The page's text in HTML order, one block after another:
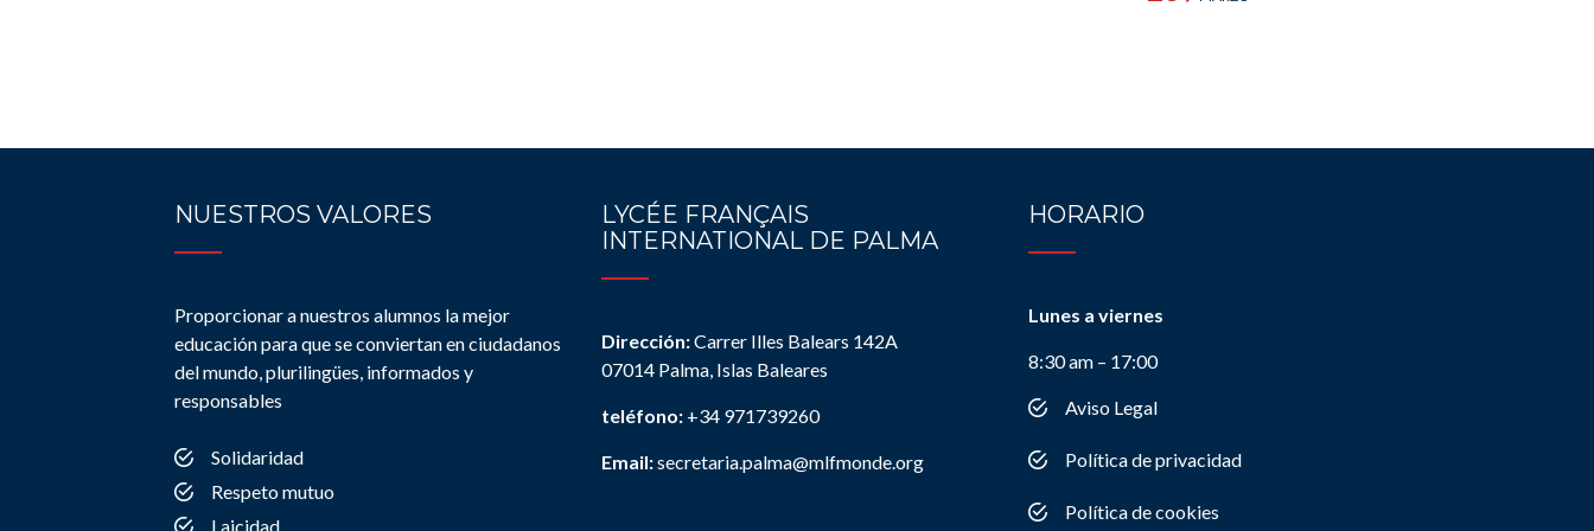
NUESTROS VALORES
Proporcionar a nuestros alumnos la mejor
educación para que se conviertan en ciudadanos
del mundo, plurilingües, informados y
responsables
Solidaridad
Respeto mutuo
Laicidad
LYCÉE FRANÇAIS
INTERNATIONAL DE PALMA
Dirección:Carrer Illes Balears 142A
07014 Palma, Islas Baleares
teléfono: +34 971739260
Email:secretaria.palma@mlfmonde.org
HORARIO
Lunes a viernes
8:30 am – 17:00
Aviso Legal
Política de privacidad
Política de cookies